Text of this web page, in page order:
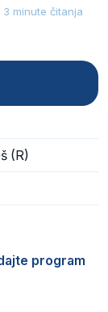
prema
3 minute čitanja
(R)
program